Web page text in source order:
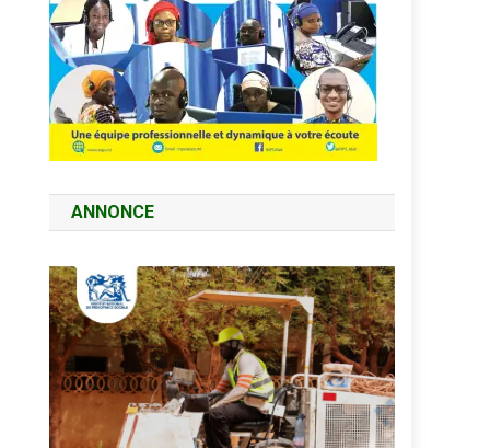
ANNONCE